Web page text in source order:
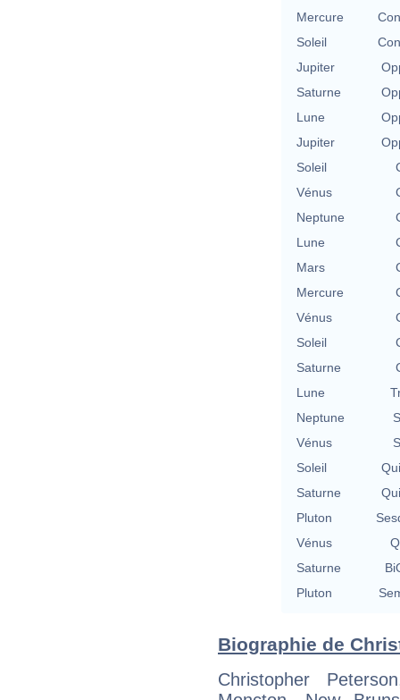
Mercure
Soleil
Jupiter
Saturne
Lune
Jupiter
Soleil
Vénus
Neptune
Lune
Mars
Mercure
Vénus
Soleil
Saturne
Lune
Neptune
Vénus
Soleil
Saturne
Pluton
Vénus
Saturne
Pluton
Biographie de
Christopher